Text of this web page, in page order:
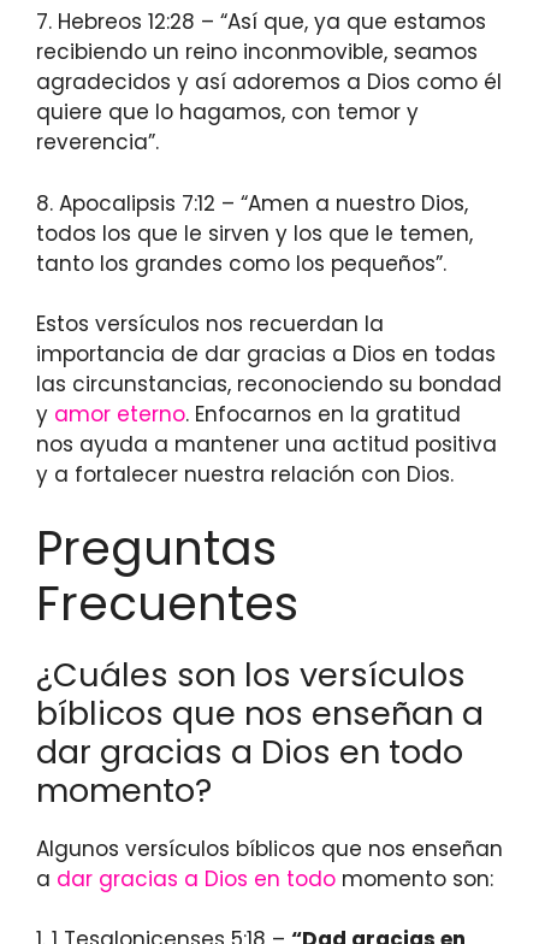
7. Hebreos 12:28 – “Así que, ya que estamos
recibiendo un reino inconmovible, seamos
agradecidos y así adoremos a Dios como él
quiere que lo hagamos, con temor y
reverencia”.
8. Apocalipsis 7:12 – “Amen a nuestro Dios,
todos los que le sirven y los que le temen,
tanto los grandes como los pequeños”.
Estos versículos nos recuerdan la
importancia de dar gracias a Dios en todas
las circunstancias, reconociendo su bondad
y amor eterno. Enfocarnos en la gratitud
nos ayuda a mantener una actitud positiva
y a fortalecer nuestra relación con Dios.
Preguntas
Frecuentes
¿Cuáles son los versículos
bíblicos que nos enseñan a
dar gracias a Dios en todo
momento?
Algunos versículos bíblicos que nos enseñan
a dar gracias a Dios en todo momento son: